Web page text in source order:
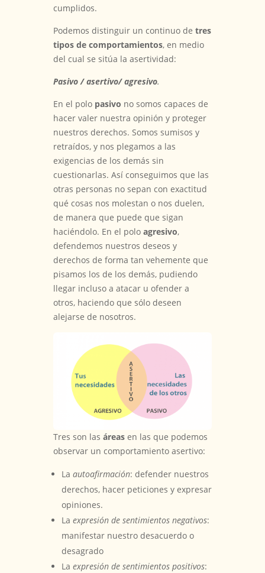
cumplidos.
Podemos distinguir un continuo de tres
tipos de comportamientos, en medio
del cual se sitúa la asertividad:
Pasivo / asertivo/ agresivo.
En el polo pasivo no somos capaces de
hacer valer nuestra opinión y proteger
nuestros derechos. Somos sumisos y
retraídos, y nos plegamos a las
exigencias de los demás sin
cuestionarlas. Así conseguimos que las
otras personas no sepan con exactitud
qué cosas nos molestan o nos duelen,
de manera que puede que sigan
haciéndolo. En el polo agresivo,
defendemos nuestros deseos y
derechos de forma tan vehemente que
pisamos los de los demás, pudiendo
llegar incluso a atacar u ofender a
otros, haciendo que sólo deseen
alejarse de nosotros.
Tres son las áreasen las que podemos
observar un comportamiento asertivo:
La autoafirmación: defender nuestros
derechos, hacer peticiones y expresar
opiniones.
La expresión de sentimientos negativos:
manifestar nuestro desacuerdo o
desagrado
La expresión de sentimientos positivos: